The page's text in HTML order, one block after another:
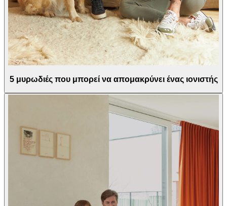
5 μυρωδιές που μπορεί να απομακρύνει ένας ιονιστής